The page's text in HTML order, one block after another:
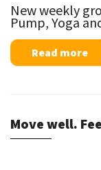
New weekly
Pump, Yoga
Read more
Move well.